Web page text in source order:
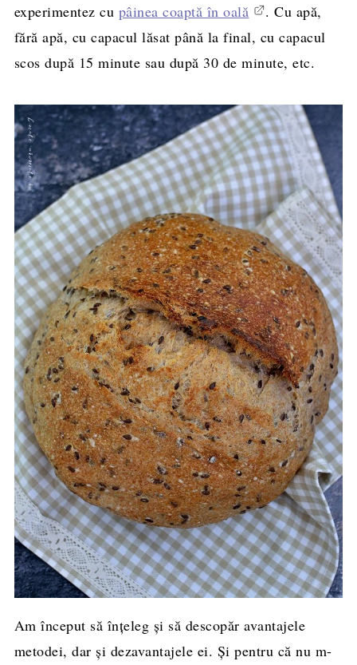
experimentez cu pâinea coaptă în oală
. Cu apă,
fără apă, cu capacul lăsat până la final, cu capacul
scos după 15 minute sau după 30 de minute, etc.
Am început să înțeleg și să descopăr avantajele
metodei, dar și dezavantajele ei. Și pentru că nu m-